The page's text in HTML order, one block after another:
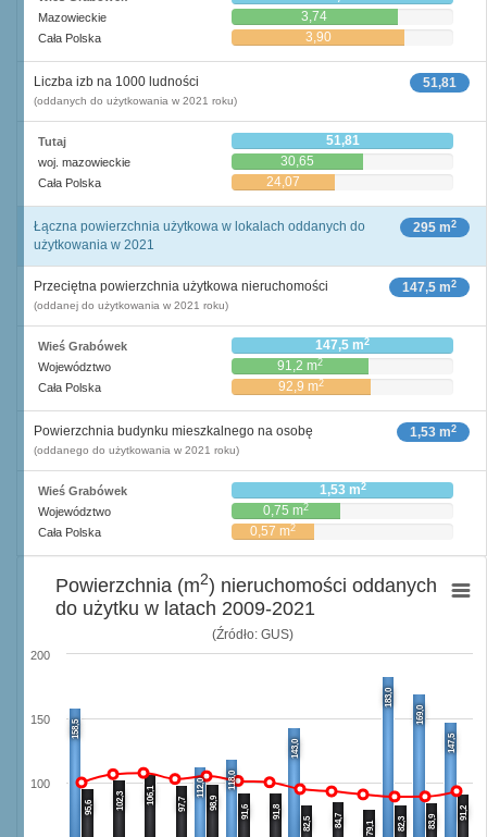
Mazowieckie 3,74
Cała Polska 3,90
51,81
Liczba izb na 1000 ludności
(oddanych do użytkowania w 2021 roku)
Tutaj 51,81
woj. mazowieckie 30,65
Cała Polska 24,07
295 m2
Łączna powierzchnia użytkowa w lokalach oddanych do
użytkowania w 2021
147,5 m2
Przeciętna powierzchnia użytkowa nieruchomości
(oddanej do użytkowania w 2021 roku)
Wieś Grabówek 147,5 m2
Województwo 91,2 m2
Cała Polska 92,9 m2
1,53 m2
Powierzchnia budynku mieszkalnego na osobę
(oddanego do użytkowania w 2021 roku)
Wieś Grabówek 1,53 m2
Województwo 0,75 m2
Cała Polska 0,57 m2
(Źródło: GUS)
158,5
112,0 118,0
143,0
183,0
169,0
147,5
95,6 102,3 106,1 97,7 98,9
91,6 91,8
82,5 84,7 79,1 82,3 83,9
91,2
100
150
200
Powierzchnia (m2) nieruchomości oddanych
do użytku w latach 2009-2021